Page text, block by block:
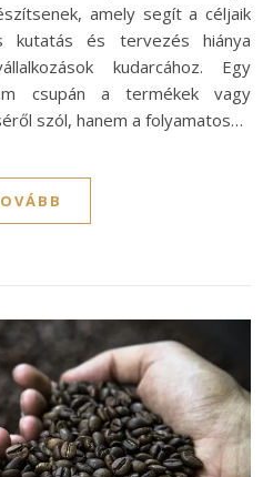
amely segít a céljaik
kutatás és tervezés hiánya
kudarcához. Egy
csupán a termékek vagy
szól, hanem a folyamatos…